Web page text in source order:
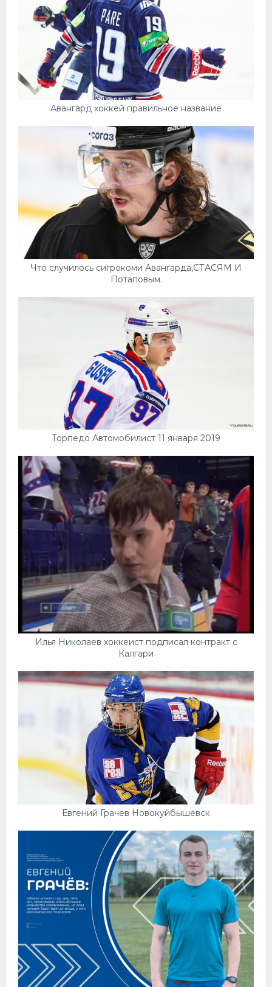
Авангард хоккей правильное название
Что случилось сигрокоми Авангарда,СТАСЯМ И
Потаповым.
Торпедо Автомобилист 11 января 2019
Илья Николаев хоккеист подписал контракт с
Калгари
Евгений Грачев Новокуйбышевск